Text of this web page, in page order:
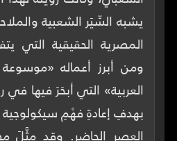
يشبه السِّيَر الشعبية
المصرية الحقيقية التي
ومن أبرز أعماله «موسوعة
العربية» التي أبحَرَ فيها في
بهدفِ إعادةِ فهْمِ
العصر الحاضر. وقد مثَّلَ